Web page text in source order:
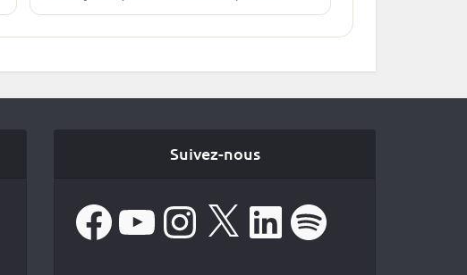
Suivez-nous
FacebookYouTube Instagram
X LinkedIn Spotify